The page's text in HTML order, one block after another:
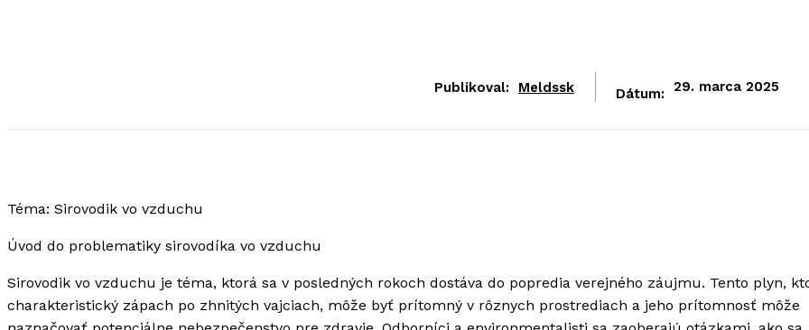
Publikoval: Meldssk Dátum: 29. marca 2025
Téma: Sirovodik vo vzduchu
Úvod do problematiky sirovodíka vo vzduchu
Sirovodik vo vzduchu je téma, ktorá sa v posledných rokoch dostáva do popredia verejného záujmu. Tento plyn,
charakteristický zápach po zhnitých vajciach, môže byť prítomný v rôznych prostrediach a jeho prítomnosť môže